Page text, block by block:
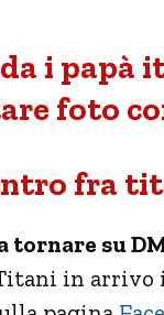
i papà
foto
fra
tornare su
in arrivo